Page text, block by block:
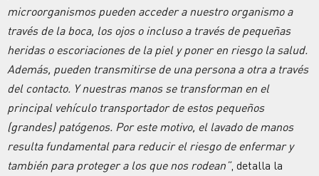
microorganismos pueden acceder a nuestro organismo a
través de la boca, los ojos o incluso a través de pequeñas
heridas o escoriaciones de la piel y poner en riesgo la salud.
Además, pueden transmitirse de una persona a otra a través
del contacto. Y nuestras manos se transforman en el
principal vehículo transportador de estos pequeños
(grandes) patógenos. Por este motivo, el lavado de manos
resulta fundamental para reducir el riesgo de enfermar y
también para proteger a los que nos rodean”, detalla la